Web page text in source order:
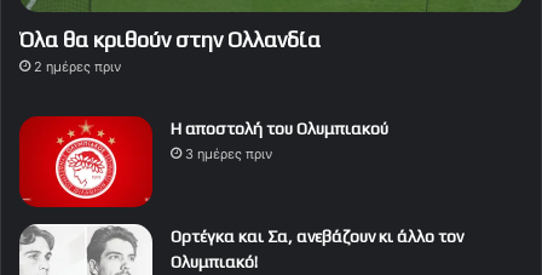
Όλα θα κριθούν στην Ολλανδία
2 ημέρες πριν
Η αποστολή του Ολυμπιακού
3 ημέρες πριν
Ορτέγκα και Σα, ανεβάζουν κι άλλο τον
Ολυμπιακό!